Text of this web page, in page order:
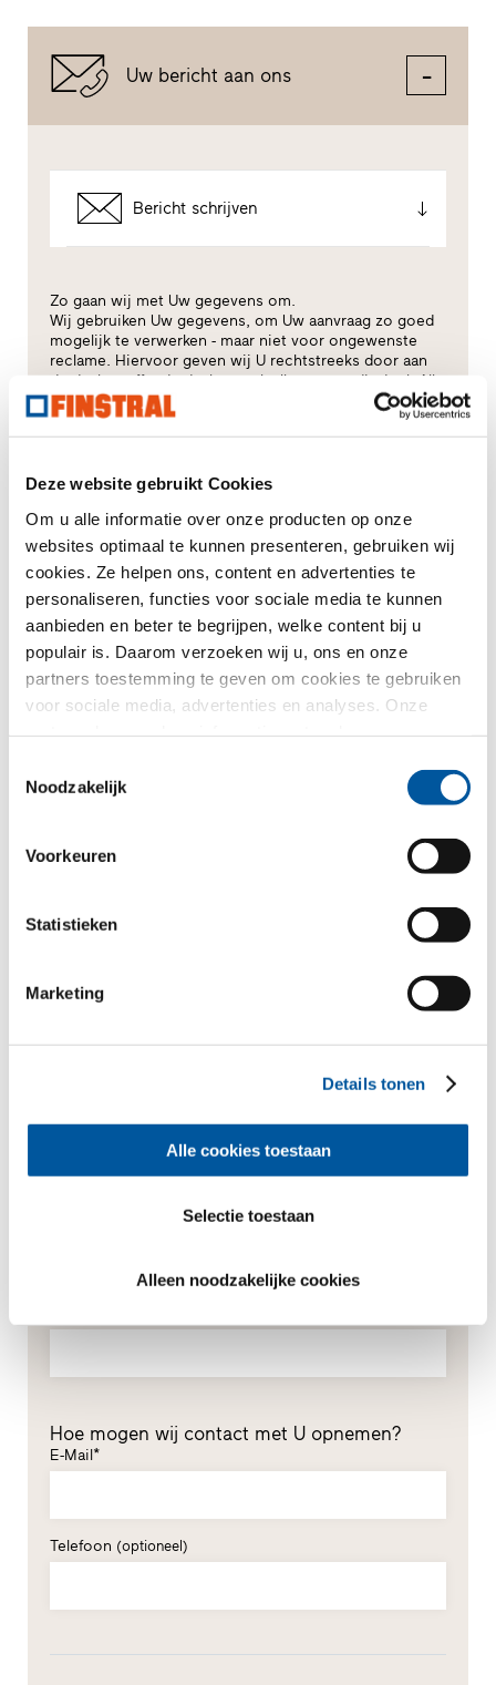
Deze website gebruikt Cookies
Om u alle informatie over onze producten op onze
websites optimaal te kunnen presenteren, gebruiken wij
cookies. Ze helpen ons, content en advertenties te
personaliseren, functies voor sociale media te kunnen
aanbieden en beter te begrijpen, welke content bij u
populair is. Daarom verzoeken wij u, ons en onze
partners toestemming te geven om cookies te gebruiken
voor sociale media, advertenties en analyses. Onze
kader van uw gebruik van de diensten hebben
Noodzakelijk
Voorkeuren
Statistieken
Marketing
Details tonen
Alle cookies toestaan
Selectie toestaan
Alleen noodzakelijke cookies
Uw bericht aan ons
Bericht schrijven
Zo gaan wij met Uw gegevens om.
Wij gebruiken Uw gegevens, om Uw aanvraag zo goed
mogelijk te verwerken - maar niet voor ongewenste
reclame. Hiervoor geven wij U rechtstreeks door aan
de desbetreffende dealer - ook alleen voor dit doel. Alle
details van de gegevensverwerking worden beschreven
in ditprivacybeleid
Voor welk thema heeft u vooral interesse?
Kozijnen
Huisdeuren
Glasgevels
Renovatie
*Verplichte velden
Meneer Mevrouw
Hoe mogen wij contact met U opnemen?
E-Mail*
Telefoon (optioneel)